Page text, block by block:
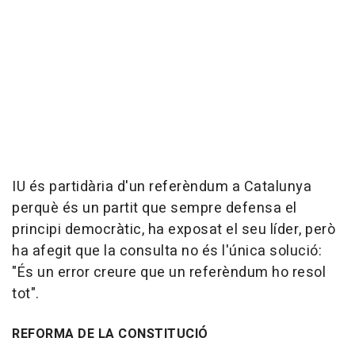
IU és partidària d'un referèndum a Catalunya
perquè és un partit que sempre defensa el
principi democràtic, ha exposat el seu líder, però
ha afegit que la consulta no és l'única solució:
"És un error creure que un referèndum ho resol
tot".
REFORMA DE LA CONSTITUCIÓ